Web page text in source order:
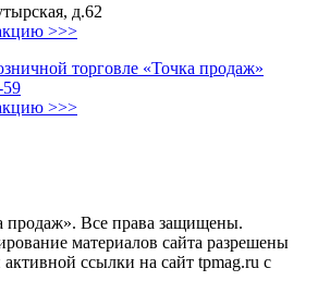
д.62
>>>
>>>
продаж». Все права защищены.
материалов сайта разрешены
ссылки на сайт tpmag.ru с